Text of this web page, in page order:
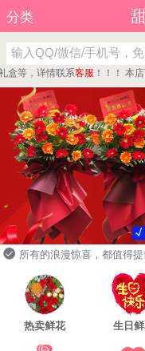
分类
，详情联系客服！！！ 本店可
所有的浪漫惊喜，都值得提
热卖鲜花 生日